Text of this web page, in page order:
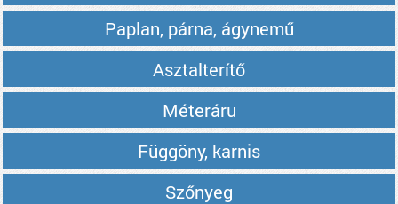
Paplan, párna, ágynemű
Asztalterítő
Méteráru
Függöny, karnis
Szőnyeg